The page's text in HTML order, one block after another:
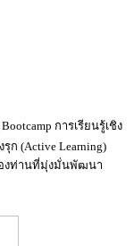
การเรียนรู้เชิง
(Active Learning)
องท่านที่มุ่งมั่นพัฒนา